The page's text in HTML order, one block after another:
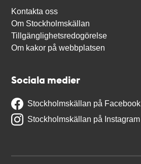
Kontakta oss
Om Stockholmskällan
Tillgänglighetsredogörelse
Om kakor på webbplatsen
Sociala medier
Stockholmskällan på Facebook
Stockholmskällan på Instagram